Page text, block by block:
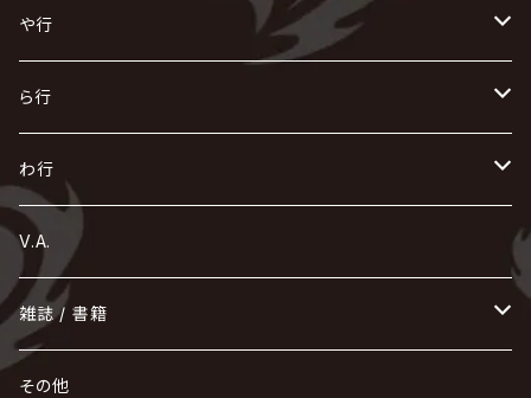
Azavana
Acid Black Cherry
Ashmaze.
甘い暴力
天照
色々な十字架
168 / 葵-168-
LSN / The LEGENDARY SIX NINE
OFIAM
the GazettE
GOTCHAROCKA
蛾と蝶
KAMIJO
KIRITO / キリト
己龍
GREN / グレン
黒夢
仮病
GOATBED
ゴールデンボンバー
CONTRASTZ
XANVALA
Sick²
ジグソウ
シド
超ジャシー
sukekiyo
SCAPEGOAT
SPLENDID GOD GIRAFFE
ゼラ
零[Hz]
そ
SOPHIA
ZOMBIE / ぞんび
DADAROMA
逹瑯
DAVID / SUI / 縁
て
D
DIAURA
DaizyStripper
D'ESPAIRSRAY
Develop One's Faculties
と
東京花嫁
Tourbillon
Dawnman
DOG inthePWO
NAZARE
NiEL
NICOLAS
ぬ
nurié
ね
NETH PRIERE CAIN
NEVERLAND
の
NoGoD
NOCTURNAL BLOODLUST
heidi.
H.U.G
BugLug
HAZUKI / 葉月
花見桜こうき
ひ
HERO
美炎-BIEN-
HIZAKI
vistlip
ヒッチコック
ふ
Far East Dizain
Fatüm
FANTASTIC◇CIRCUS
FEST VAINQUEUR
へ
BabyKingdom
THE BEETHOVEN
ほ
POIDOL
HOLLOWGRAM
ま
THE MICRO HEAD 4N'S
MAO / マオ from SID
マガツノート
machine
Magistina Saga
み
未完成アリス
ミスイ
mitsu
MIMIZUQ
む
MUCC / ムック
め
メトロノーム
MERRY / メリー
も
THE MORTAL
や行
や
ヤミテラ / 外道反逆者ヤミテラ
ゆ
YUKIYA / 藤田幸也
ユナイト
よ
ら行
ら
rice
Rides In ReVellion
り
Leetspeak monsters
Ricky
る
Ruiza
れ
わ行
わ
wyse
我が為
V.A.
雑誌 / 書籍
hévn
その他